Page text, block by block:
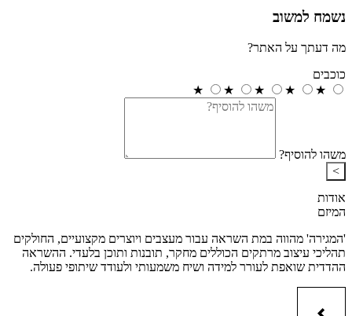
נשמח למשוב
מה דעתך על האתר?
כוכבים
★
★
★
★
★
משהו להוסיף?
>
אודות
המיזם
'המגירה' מהווה במת השראה עבור מעצבים ויוצרים מקצועיים, החולקים
תהליכי עיצוב מרתקים הכוללים מחקר, תובנות ותוכן בלעדי. ההשראה
ההדדית שואפת לעורר למידה ושיח משמעותי ולעודד שיתופי פעולה.